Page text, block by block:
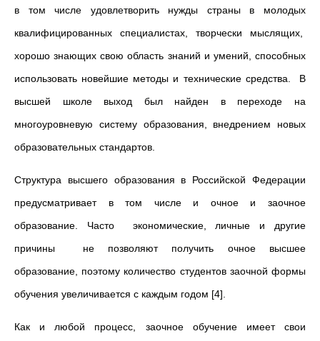
в том числе удовлетворить нужды страны в молодых
квалифицированных специалистах, творчески мыслящих,
хорошо знающих свою область знаний и умений, способных
использовать новейшие методы и технические средства. В
высшей школе выход был найден в переходе на
многоуровневую систему образования, внедрением новых
образовательных стандартов.
Структура высшего образования в Российской Федерации
предусматривает в том числе и очное и заочное
образование. Часто экономические, личные и другие
причины не позволяют получить очное высшее
образование, поэтому количество студентов заочной формы
обучения увеличивается с каждым годом [4].
Как и любой процесс, заочное обучение имеет свои